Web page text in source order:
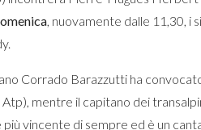
, nuovamente dalle 11,30, i
Corrado Barazzutti ha
mentre il capitano dei
vincente di sempre ed è un